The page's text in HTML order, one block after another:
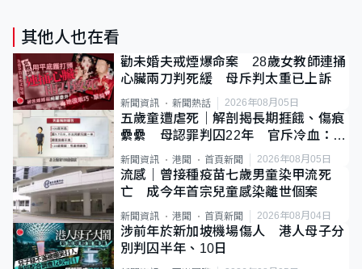
其他人也在看
勸未婚夫戒煙爆命案 28歲女教師連捅
心臟兩刀判死緩 母斥判太重已上訴
新聞資訊 新聞熱話 2026年08月05日
五歲童遭虐死｜解剖揭長期捱餓、傷痕
纍纍 母認罪判囚22年 官斥冷血：同
類案最惡劣
新聞資訊 港聞 首頁新聞 2026年08月05日
流感｜曾接種疫苗七歲男童染甲流死
亡 成今年首宗兒童感染離世個案
新聞資訊 港聞 首頁新聞 2026年08月04日
涉前年於新加坡機場傷人 港人母子分
別判囚半年、10日